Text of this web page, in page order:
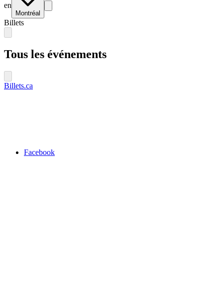
en
Montréal
Billets
Tous les événements
Billets.ca
Facebook